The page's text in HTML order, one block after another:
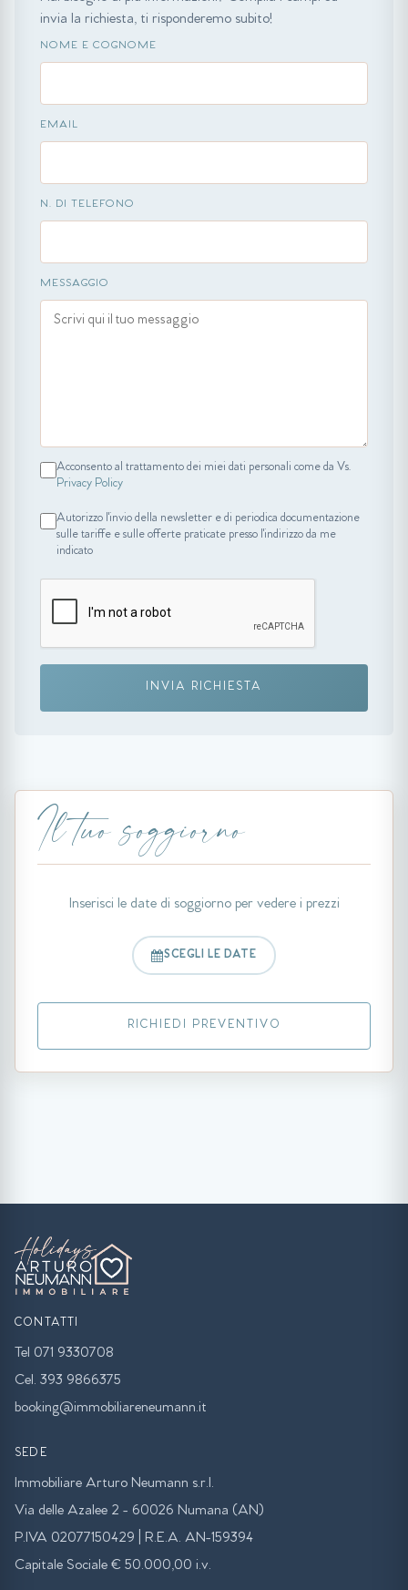
invia la richiesta, ti risponderemo subito!
NOME E COGNOME
EMAIL
N. DI TELEFONO
MESSAGGIO
Acconsento al trattamento dei miei dati personali come da Vs.
Privacy Policy
Autorizzo l'invio della newsletter e di periodica documentazione
sulle tariffe e sulle offerte praticate presso l'indirizzo da me
indicato
INVIA RICHIESTA
Il tuo soggiorno
Inserisci le date di soggiorno per vedere i prezzi
SCEGLI LE DATE
RICHIEDI PREVENTIVO
CONTATTI
Tel 071 9330708
Cel. 393 9866375
booking@immobiliareneumann.it
SEDE
Immobiliare Arturo Neumann s.r.l.
Via delle Azalee 2 - 60026 Numana (AN)
P.IVA 02077150429 | R.E.A. AN-159394
Capitale Sociale € 50.000,00 i.v.